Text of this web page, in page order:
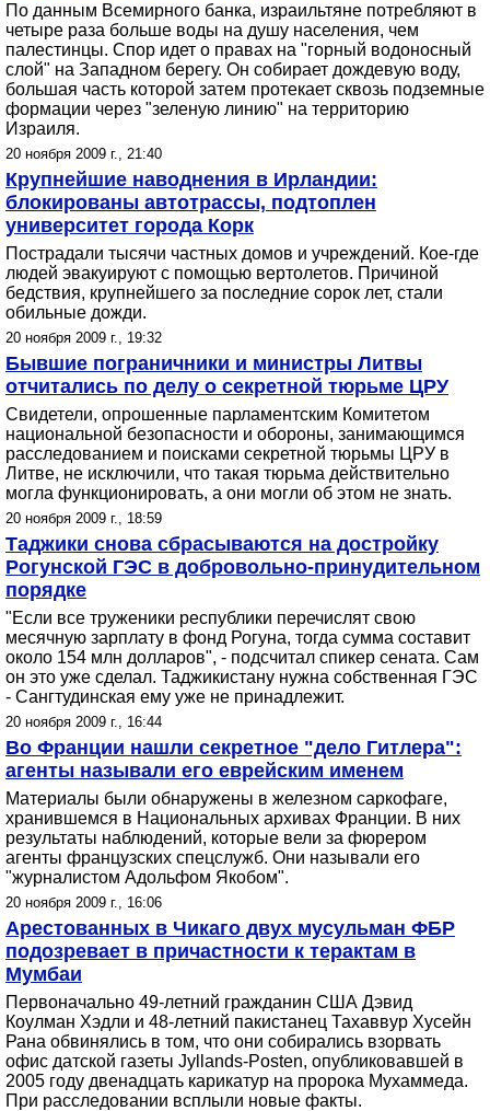
По данным Всемирного банка, израильтяне потребляют в
четыре раза больше воды на душу населения, чем
палестинцы. Спор идет о правах на "горный водоносный
слой" на Западном берегу. Он собирает дождевую воду,
большая часть которой затем протекает сквозь подземные
формации через "зеленую линию" на территорию
Израиля.
20 ноября 2009 г., 21:40
Крупнейшие наводнения в Ирландии:
блокированы автотрассы, подтоплен
университет города Корк
Пострадали тысячи частных домов и учреждений. Кое-где
людей эвакуируют с помощью вертолетов. Причиной
бедствия, крупнейшего за последние сорок лет, стали
обильные дожди.
20 ноября 2009 г., 19:32
Бывшие пограничники и министры Литвы
отчитались по делу о секретной тюрьме ЦРУ
Свидетели, опрошенные парламентским Комитетом
национальной безопасности и обороны, занимающимся
расследованием и поисками секретной тюрьмы ЦРУ в
Литве, не исключили, что такая тюрьма действительно
могла функционировать, а они могли об этом не знать.
20 ноября 2009 г., 18:59
Таджики снова сбрасываются на достройку
Рогунской ГЭС в добровольно-принудительном
порядке
"Если все труженики республики перечислят свою
месячную зарплату в фонд Рогуна, тогда сумма составит
около 154 млн долларов", - подсчитал спикер сената. Сам
он это уже сделал. Таджикистану нужна собственная ГЭС
- Сангтудинская ему уже не принадлежит.
20 ноября 2009 г., 16:44
Во Франции нашли секретное "дело Гитлера":
агенты называли его еврейским именем
Материалы были обнаружены в железном саркофаге,
хранившемся в Национальных архивах Франции. В них
результаты наблюдений, которые вели за фюрером
агенты французских спецслужб. Они называли его
"журналистом Адольфом Якобом".
20 ноября 2009 г., 16:06
Арестованных в Чикаго двух мусульман ФБР
подозревает в причастности к терактам в
Мумбаи
Первоначально 49-летний гражданин США Дэвид
Коулман Хэдли и 48-летний пакистанец Тахаввур Хусейн
Рана обвинялись в том, что они собирались взорвать
офис датской газеты Jyllands-Posten, опубликовавшей в
2005 году двенадцать карикатур на пророка Мухаммеда.
При расследовании всплыли новые факты.